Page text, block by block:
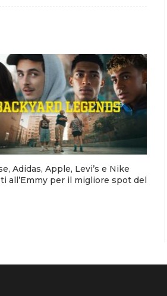
Adidas, Apple, Levi’s e Nike
all’Emmy per il migliore spot del